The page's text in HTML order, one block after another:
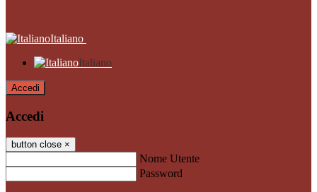
Italiano
Italiano
Accedi
Accedi
button close ×
Nome Utente
Password